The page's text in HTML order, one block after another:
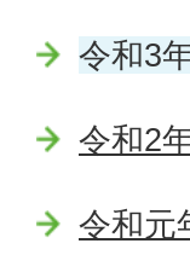
令和3
令和2
令和元